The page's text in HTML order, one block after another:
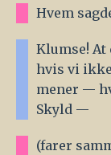
Hvem
Klumse! At
hvis vi
mener —
Skyld —
(farer